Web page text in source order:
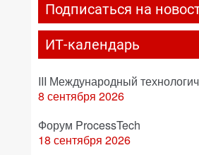
Подписаться на
ИТ-календарь
III Международный
8 сентября 2026
Форум ProcessTech
18 сентября 2026